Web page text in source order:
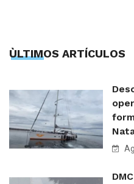
ÙLTIMOS ARTÍCULOS